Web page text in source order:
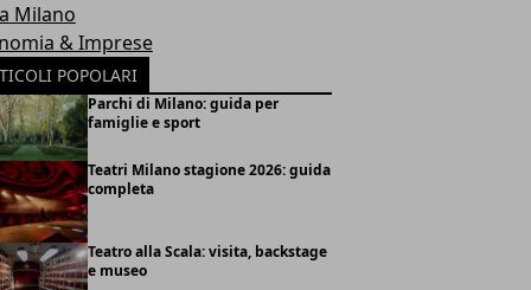
Milano
& Imprese
POPOLARI
Parchi di Milano: guida per
famiglie e sport
Teatri Milano stagione 2026: guida
completa
Teatro alla Scala: visita, backstage
e museo